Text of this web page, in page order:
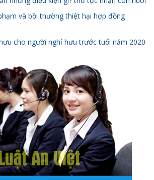
và bồi thường thiệt hại hợp đồng
cho người nghỉ hưu trước tuổi năm 2020